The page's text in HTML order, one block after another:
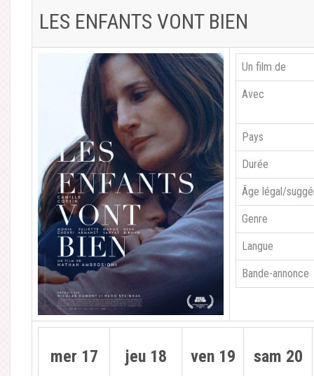
LES ENFANTS VONT BIEN
Un film de
Avec
Pays
Durée
Âge légal/
Genre
Langue
Bande-annonce
mer 17 jeu 18 ven 19 sam 20